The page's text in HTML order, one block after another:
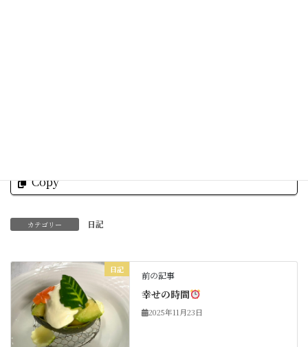
Copy
カテゴリー 日記
日記
前の記事
幸せの時間
2025年11月23日